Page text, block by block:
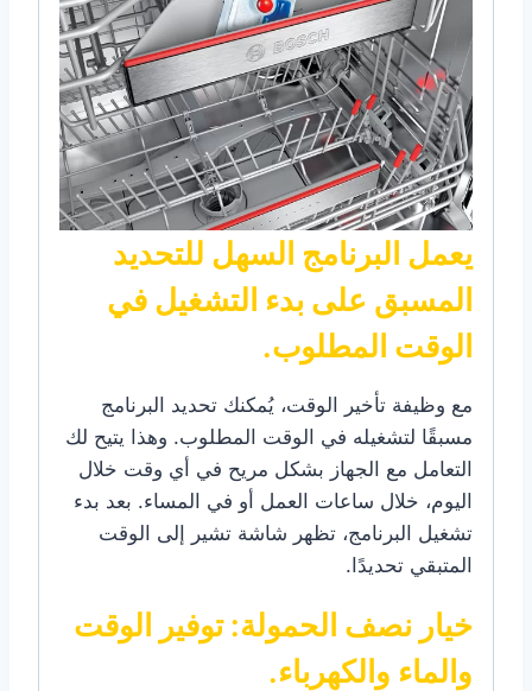
يعمل البرنامج السهل للتحديد
المسبق على بدء التشغيل في
الوقت المطلوب.
مع وظيفة تأخير الوقت، يُمكنك تحديد البرنامج
مسبقًا لتشغيله في الوقت المطلوب. وهذا يتيح لك
التعامل مع الجهاز بشكل مريح في أي وقت خلال
اليوم، خلال ساعات العمل أو في المساء. بعد بدء
تشغيل البرنامج، تظهر شاشة تشير إلى الوقت
المتبقي تحديدًا.
خيار نصف الحمولة: توفير الوقت
والماء والكهرباء.